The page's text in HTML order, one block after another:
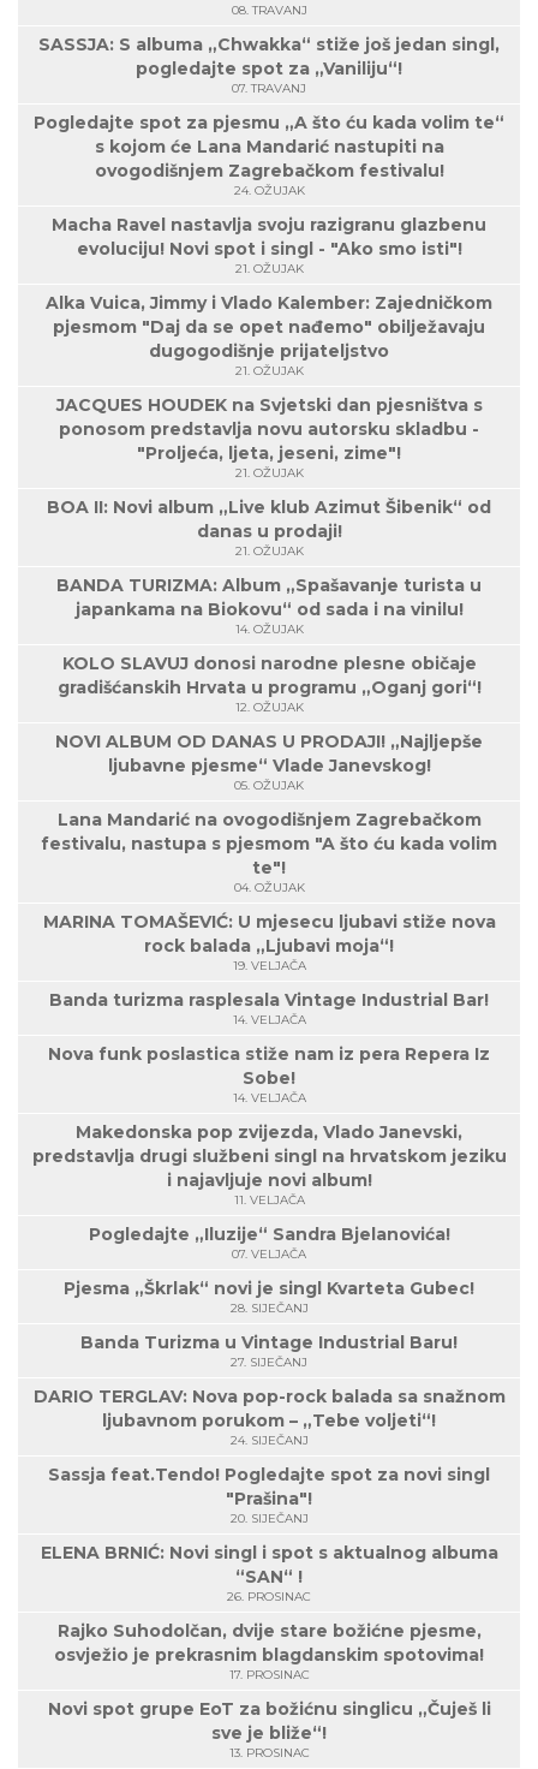
08. TRAVANJ
SASSJA: S albuma „Chwakka“ stiže još jedan singl,
pogledajte spot za „Vaniliju“!
07. TRAVANJ
Pogledajte spot za pjesmu „A što ću kada volim te“
s kojom će Lana Mandarić nastupiti na
ovogodišnjem Zagrebačkom festivalu!
24. OŽUJAK
Macha Ravel nastavlja svoju razigranu glazbenu
evoluciju! Novi spot i singl - "Ako smo isti"!
21. OŽUJAK
Alka Vuica, Jimmy i Vlado Kalember: Zajedničkom
pjesmom "Daj da se opet nađemo" obilježavaju
dugogodišnje prijateljstvo
21. OŽUJAK
JACQUES HOUDEK na Svjetski dan pjesništva s
ponosom predstavlja novu autorsku skladbu -
"Proljeća, ljeta, jeseni, zime"!
21. OŽUJAK
BOA II: Novi album „Live klub Azimut Šibenik“ od
danas u prodaji!
21. OŽUJAK
BANDA TURIZMA: Album „Spašavanje turista u
japankama na Biokovu“ od sada i na vinilu!
14. OŽUJAK
KOLO SLAVUJ donosi narodne plesne običaje
gradišćanskih Hrvata u programu „Oganj gori“!
12. OŽUJAK
NOVI ALBUM OD DANAS U PRODAJI! „Najljepše
ljubavne pjesme“ Vlade Janevskog!
05. OŽUJAK
Lana Mandarić na ovogodišnjem Zagrebačkom
festivalu, nastupa s pjesmom "A što ću kada volim
te"!
04. OŽUJAK
MARINA TOMAŠEVIĆ: U mjesecu ljubavi stiže nova
rock balada „Ljubavi moja“!
19. VELJAČA
Banda turizma rasplesala Vintage Industrial Bar!
14. VELJAČA
Nova funk poslastica stiže nam iz pera Repera Iz
Sobe!
14. VELJAČA
Makedonska pop zvijezda, Vlado Janevski,
predstavlja drugi službeni singl na hrvatskom jeziku
i najavljuje novi album!
11. VELJAČA
Pogledajte „Iluzije“ Sandra Bjelanovića!
07. VELJAČA
Pjesma „Škrlak“ novi je singl Kvarteta Gubec!
28. SIJEČANJ
Banda Turizma u Vintage Industrial Baru!
27. SIJEČANJ
DARIO TERGLAV: Nova pop-rock balada sa snažnom
ljubavnom porukom – „Tebe voljeti“!
24. SIJEČANJ
Sassja feat.Tendo! Pogledajte spot za novi singl
"Prašina"!
20. SIJEČANJ
ELENA BRNIĆ: Novi singl i spot s aktualnog albuma
“SAN“ !
26. PROSINAC
Rajko Suhodolčan, dvije stare božićne pjesme,
osvježio je prekrasnim blagdanskim spotovima!
17. PROSINAC
Novi spot grupe EoT za božićnu singlicu „Čuješ li
sve je bliže“!
13. PROSINAC